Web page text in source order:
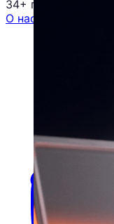
34+ проектов
О нас